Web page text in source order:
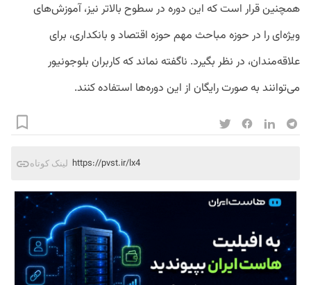
همچنین قرار است که این دوره در سطوح بالاتر نیز، آموزش‌های
ویژه‌ای را در حوزه مباحث مهم حوزه اقتصاد و بانکداری، برای
علاقه‌مندان، در نظر بگیرد. ناگفته نماند که کاربران بلوجونیور
می‌توانند به صورت رایگان از این دوره‌ها استفاده کنند.
لینک کوتاه https://pvst.ir/lx4